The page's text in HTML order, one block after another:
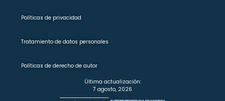
Políticas de privacidad
Tratamiento de datos personales
Políticas de derecho de autor
Última actualización:
7 agosto, 2026